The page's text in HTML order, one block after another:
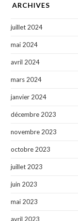
ARCHIVES
juillet 2024
mai 2024
avril 2024
mars 2024
janvier 2024
décembre 2023
novembre 2023
octobre 2023
juillet 2023
juin 2023
mai 2023
avril 2023